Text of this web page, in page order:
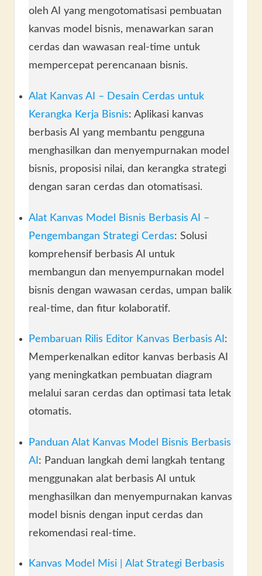
oleh AI yang mengotomatisasi pembuatan
kanvas model bisnis, menawarkan saran
cerdas dan wawasan real-time untuk
mempercepat perencanaan bisnis.
Alat Kanvas AI – Desain Cerdas untuk
Kerangka Kerja Bisnis: Aplikasi kanvas
berbasis AI yang membantu pengguna
menghasilkan dan menyempurnakan model
bisnis, proposisi nilai, dan kerangka strategi
dengan saran cerdas dan otomatisasi.
Alat Kanvas Model Bisnis Berbasis AI –
Pengembangan Strategi Cerdas: Solusi
komprehensif berbasis AI untuk
membangun dan menyempurnakan model
bisnis dengan wawasan cerdas, umpan balik
real-time, dan fitur kolaboratif.
Pembaruan Rilis Editor Kanvas Berbasis AI :
Memperkenalkan editor kanvas berbasis AI
yang meningkatkan pembuatan diagram
melalui saran cerdas dan optimasi tata letak
otomatis.
Panduan Alat Kanvas Model Bisnis Berbasis
AI : Panduan langkah demi langkah tentang
menggunakan alat berbasis AI untuk
menghasilkan dan menyempurnakan kanvas
model bisnis dengan input cerdas dan
rekomendasi real-time.
Kanvas Model Misi | Alat Strategi Berbasis